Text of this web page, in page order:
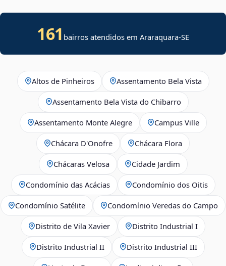
161 bairros atendidos em Araraquara-SE
Altos de Pinheiros Assentamento Bela Vista
Assentamento Bela Vista do Chibarro
Assentamento Monte Alegre Campus Ville
Chácara D'Onofre Chácara Flora
Chácaras Velosa Cidade Jardim
Condomínio das Acácias Condomínio dos Oitis
Condomínio Satélite Condomínio Veredas do Campo
Distrito de Vila Xavier Distrito Industrial I
Distrito Industrial II Distrito Industrial III